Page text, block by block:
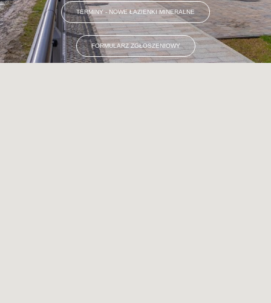
TERMINY - NOWE ŁAZIENKI MINERALNE
FORMULARZ ZGŁOSZENIOWY